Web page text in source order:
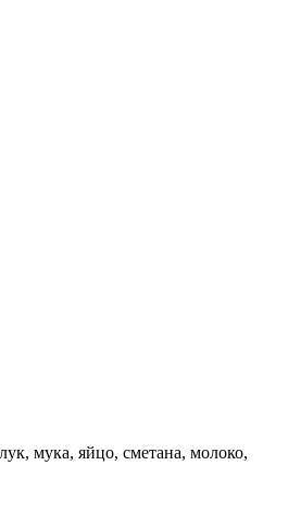
мука, яйцо, сметана, молоко,